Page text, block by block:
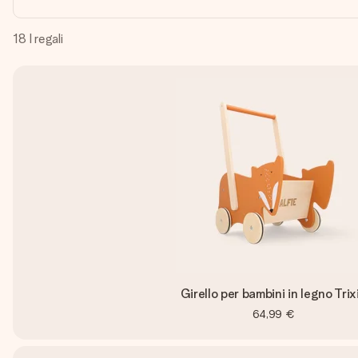
18 I regali
Girello per bambini in legno
64,99 €